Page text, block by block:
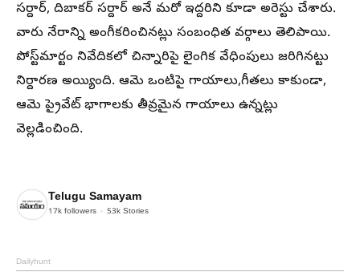
సర్దార్, దిబాకర్ సర్దార్ అనే మరో ఇద్దరిని కూడా అరెస్టు చేశారు.
వారు నేరాన్ని అంగీకరించినట్లు సంబంధిత వర్గాలు తెలిపాయి.
పోస్ట్‌మార్టం నివేదికలో చిన్నారిపై లైంగిక వేధింపులు జరిగినట్టు
నిర్దారణ అయ్యింది. ఆమె ఒంటిపై గాయాలు,గీతలు కాకుండా,
ఆమె ప్రైవేట్ భాగాలకు తీవ్రమైన గాయాలు ఉన్నట్లు
వెల్లడించింది.
Telugu Samayam
17k followers 53k Stories
Dailyhunt